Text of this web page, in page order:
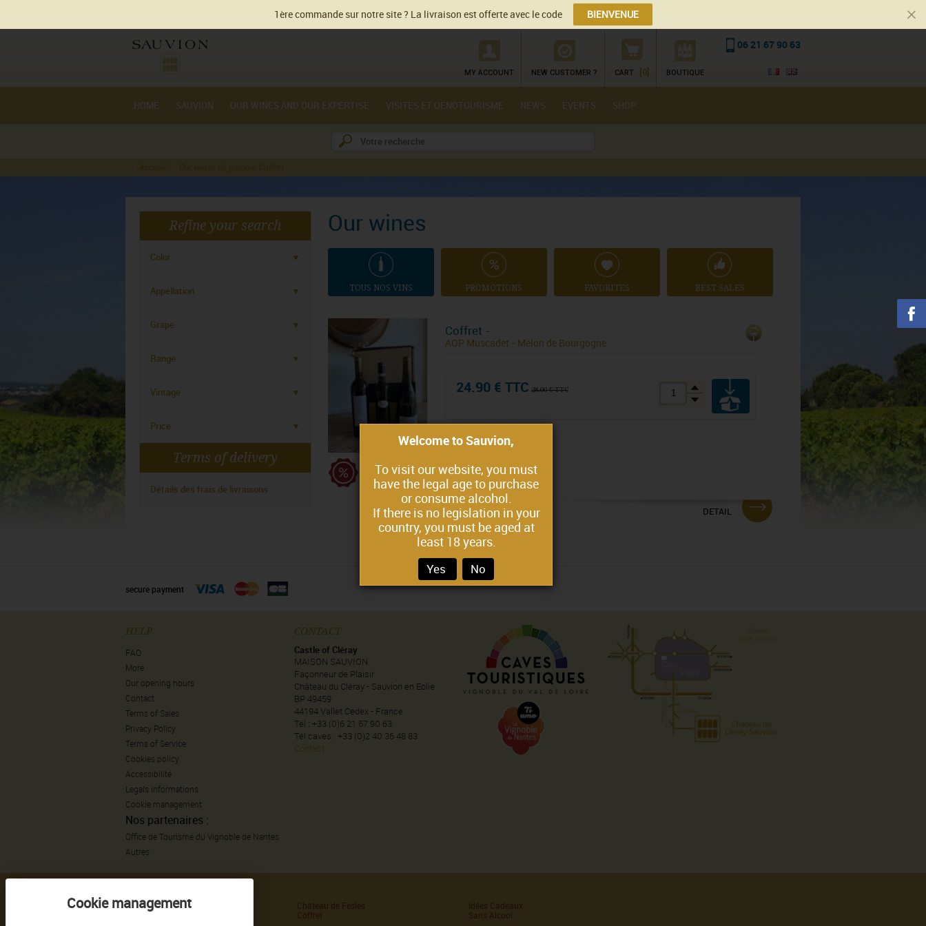
MY ACCOUNT NEW CUSTOMER ? CART [0] BOUTIQUE
06 21 67 90 63
HOME SAUVION OUR WINES AND OUR EXPERTISE VISITES ET OENOTOURISME NEWS EVENTS SHOP
Refine your search
Color
Appellation
Grape
Range
Vintage
Price
Terms of delivery
Détails des frais de livraisons
Our wines
TOUS NOS VINS PROMOTIONS FAVORITES BEST SALES
Coffret -
AOP Muscadet - Melon de Bourgogne
24.90 € TTC 28.00 € TTC
DETAIL
secure payment
HELP
FAQ
More
Our opening hours
Contact
Terms of Sales
Privacy Policy
Terms of Service
Cookies policy
Accessibilité
Legals informations
Cookie management
Nos partenaires :
Office de Tourisme du Vignoble de Nantes
Autres
CONTACT
Castle of Cléray
MAISON SAUVION
Façonneur de Plaisir
Château du Cléray - Sauvion en Eolie
BP 49459
44194 Vallet Cedex - France
Tél : +33 (0)6 21 67 90 63
Tél caves : +33 (0)2 40 36 48 83
Contact
Haute Culture de Sauvion
Welcome to Sauvion,
To visit our website, you must
have the legal age to purchase
or consume alcohol.
If there is no legislation in your
country, you must be aged at
least 18 years.
Yes No
1ère commande sur notre site ? La livraison est offerte avec le code BIENVENUE